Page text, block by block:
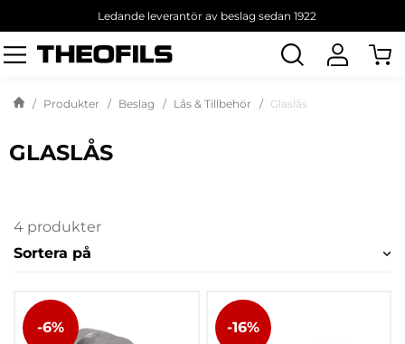
Ledande leverantör av beslag sedan 1922
Sök
produkt
Produkter Beslag Lås & Tillbehör Glaslås
GLASLÅS
4 produkter
Sortera på
-6% -16%